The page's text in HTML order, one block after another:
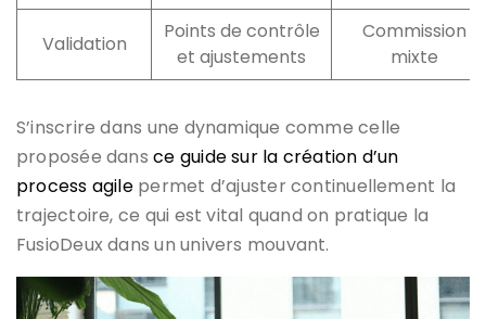
Validation
Points de contrôle
et ajustements
Commission
mixte
S’inscrire dans une dynamique comme celle
proposée dansce guide sur la création d’un
process agilepermet d’ajuster continuellement la
trajectoire, ce qui est vital quand on pratique la
FusioDeux dans un univers mouvant.